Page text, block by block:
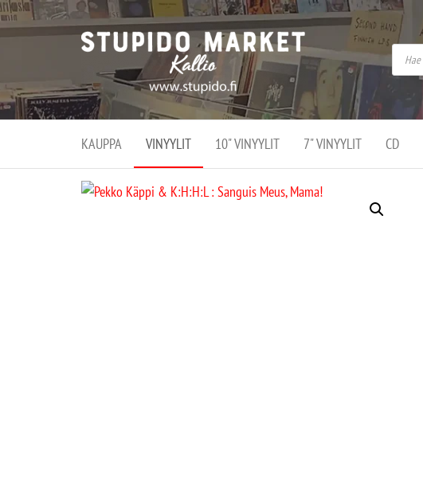
Stupido
Market –
verkossa
ja
kivijalassa
Stupido Market on
vaihtoehtomusaan
erikoistunut
verkko- sekä
kivijalkakauppa
Helsingissä
Kallion
KAUPPA VINYYLIT 10" VINYYLIT 7" VINYYLIT CD